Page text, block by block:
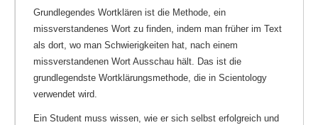
Grundlegendes Wortklären ist die Methode, ein
missverstandenes Wort zu finden, indem man früher im Text
als dort, wo man Schwierigkeiten hat, nach einem
missverstandenen Wort Ausschau hält. Das ist die
grundlegendste Wortklärungsmethode, die in Scientology
verwendet wird.
Ein Student muss wissen, wie er sich selbst erfolgreich und